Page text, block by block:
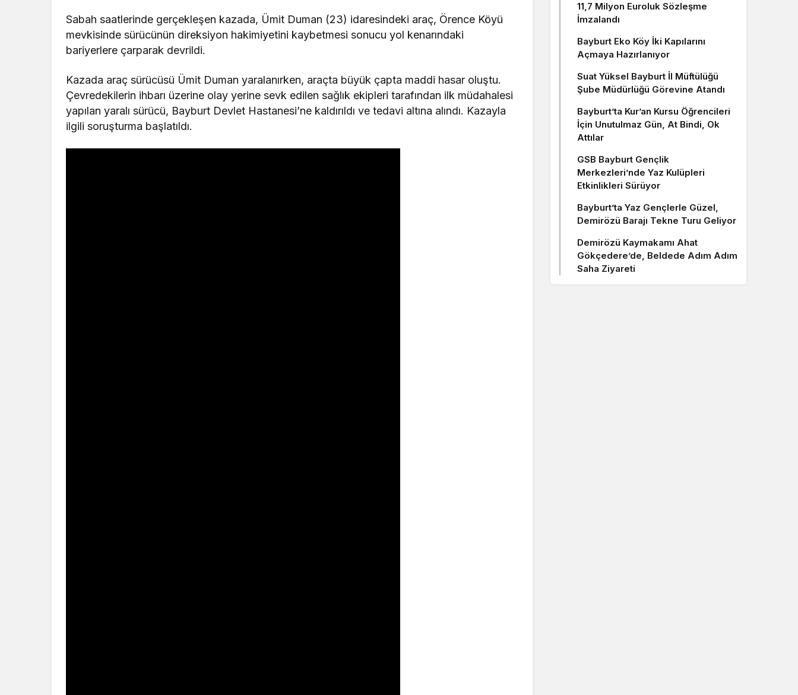
Sabah saatlerinde gerçekleşen kazada, Ümit Duman (23) idaresindeki araç, Örence Köyü
mevkisinde sürücünün direksiyon hakimiyetini kaybetmesi sonucu yol kenarındaki
bariyerlere çarparak devrildi.
Kazada araç sürücüsü Ümit Duman yaralanırken, araçta büyük çapta maddi hasar oluştu.
Çevredekilerin ihbarı üzerine olay yerine sevk edilen sağlık ekipleri tarafından ilk müdahalesi
yapılan yaralı sürücü, Bayburt Devlet Hastanesi’ne kaldırıldı ve tedavi altına alındı. Kazayla
ilgili soruşturma başlatıldı.
11,7 Milyon Euroluk Sözleşme
İmzalandı
Bayburt Eko Köy İki Kapılarını
Açmaya Hazırlanıyor
Suat Yüksel Bayburt İl Müftülüğü
Şube Müdürlüğü Görevine Atandı
Bayburt’ta Kur’an Kursu Öğrencileri
İçin Unutulmaz Gün, At Bindi, Ok
Attılar
GSB Bayburt Gençlik
Merkezleri’nde Yaz Kulüpleri
Etkinlikleri Sürüyor
Bayburt’ta Yaz Gençlerle Güzel,
Demirözü Barajı Tekne Turu Geliyor
Demirözü Kaymakamı Ahat
Gökçedere’de, Beldede Adım Adım
Saha Ziyareti